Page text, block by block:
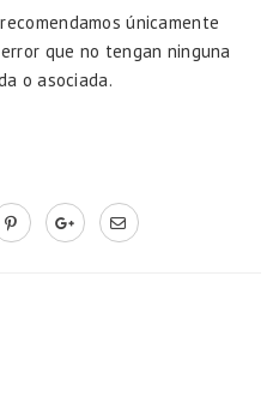
únicamente
que no tengan ninguna
o asociada.